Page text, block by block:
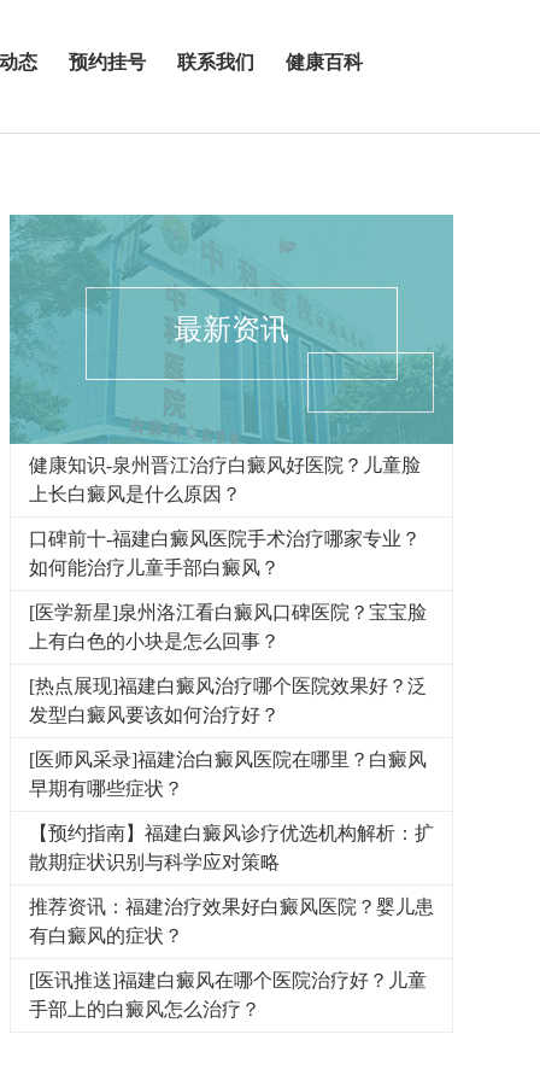
态 预约挂号 联系我们 健康百科
最新资讯
健康知识-泉州晋江治疗白癜风好医院？儿童脸
上长白癜风是什么原因？
口碑前十-福建白癜风医院手术治疗哪家专业？
如何能治疗儿童手部白癜风？
[医学新星]泉州洛江看白癜风口碑医院？宝宝脸
上有白色的小块是怎么回事？
[热点展现]福建白癜风治疗哪个医院效果好？泛
发型白癜风要该如何治疗好？
[医师风采录]福建治白癜风医院在哪里？白癜风
早期有哪些症状？
【预约指南】福建白癜风诊疗优选机构解析：扩
散期症状识别与科学应对策略
推荐资讯：福建治疗效果好白癜风医院？婴儿患
有白癜风的症状？
[医讯推送]福建白癜风在哪个医院治疗好？儿童
手部上的白癜风怎么治疗？